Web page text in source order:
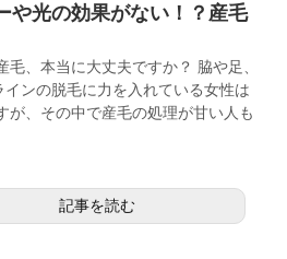
や光の効果がない！？産毛
毛、本当に大丈夫ですか？ 脇や足、
インの脱毛に力を入れている女性は
が、その中で産毛の処理が甘い人も
記事を読む